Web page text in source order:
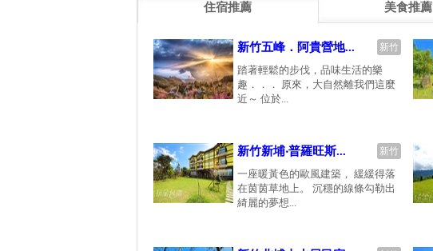
住宿推薦 美食推薦
新竹
新竹五峰．阿貴營地...
踏著輕鬆的步伐，品味生活的樂
趣．．． 原來，大自然離我們這麼
近～ 位於...
新竹
新竹新埔‧普羅旺斯...
一座暖黃色的歐風建築， 緩緩得落
在茵茵草地上。 沉穩的線條勾勒出
綺麗的夢想...